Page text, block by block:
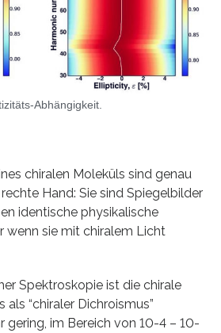
Abhängigkeit.
chiralen Moleküls sind genau
Hand: Sie sind Spiegelbilder
identische physikalische
wenn sie mit chiralem Licht
Spektroskopie ist die chirale
“chiraler Dichroismus”
gering, im Bereich von 10-4 – 10-